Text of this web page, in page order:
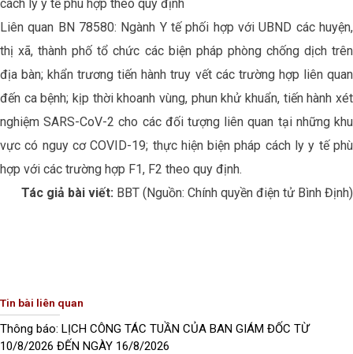
cách ly y tế phù hợp theo quy định
Liên quan BN 78580: Ngành Y tế phối hợp với UBND các huyện,
thị xã, thành phố tổ chức các biện pháp phòng chống dịch trên
địa bàn; khẩn trương tiến hành truy vết các trường hợp liên quan
đến ca bệnh; kịp thời khoanh vùng, phun khử khuẩn, tiến hành xét
nghiệm SARS-CoV-2 cho các đối tượng liên quan tại những khu
vực có nguy cơ COVID-19; thực hiện biện pháp cách ly y tế phù
hợp với các trường hợp F1, F2 theo quy định.
Tác giả bài viết: BBT (Nguồn: Chính quyền điện tử Bình Định)
Tin bài liên quan
Thông báo: LỊCH CÔNG TÁC TUẦN CỦA BAN GIÁM ĐỐC TỪ
10/8/2026 ĐẾN NGÀY 16/8/2026